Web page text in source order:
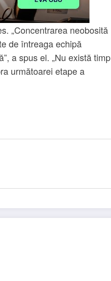
„Concentrarea neobosită
de întreaga echipă
a spus el. „Nu există timp
următoarei etape a